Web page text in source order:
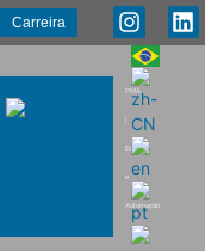
Carreira
PMA
Energia
e
Automação